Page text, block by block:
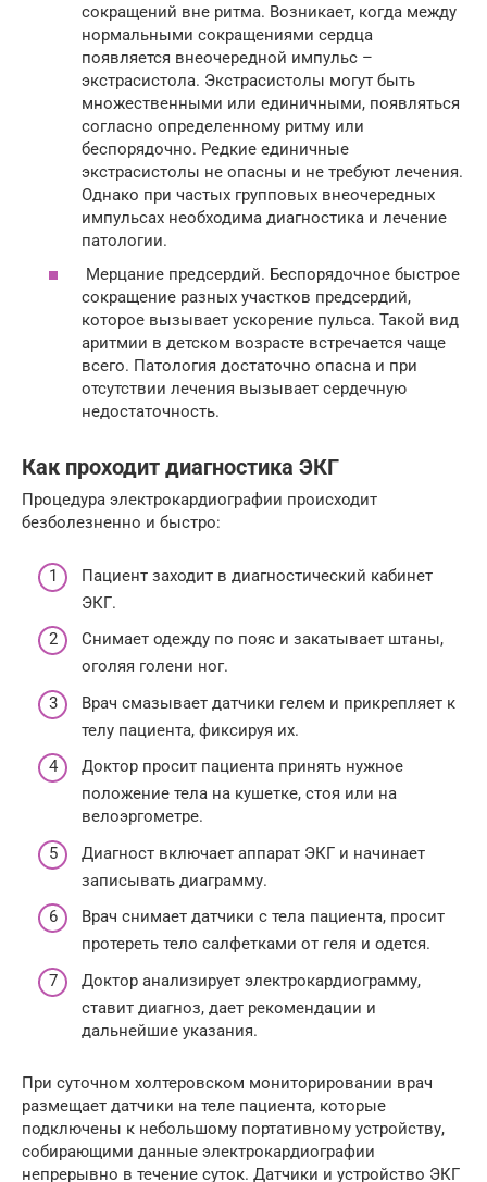
сокращений вне ритма. Возникает, когда между
нормальными сокращениями сердца
появляется внеочередной импульс –
экстрасистола. Экстрасистолы могут быть
множественными или единичными, появляться
согласно определенному ритму или
беспорядочно. Редкие единичные
экстрасистолы не опасны и не требуют лечения.
Однако при частых групповых внеочередных
импульсах необходима диагностика и лечение
патологии.
Мерцание предсердий. Беспорядочное быстрое
сокращение разных участков предсердий,
которое вызывает ускорение пульса. Такой вид
аритмии в детском возрасте встречается чаще
всего. Патология достаточно опасна и при
отсутствии лечения вызывает сердечную
недостаточность.
Как проходит диагностика ЭКГ
Процедура электрокардиографии происходит
безболезненно и быстро:
Пациент заходит в диагностический кабинет
ЭКГ.
Снимает одежду по пояс и закатывает штаны,
оголяя голени ног.
Врач смазывает датчики гелем и прикрепляет к
телу пациента, фиксируя их.
Доктор просит пациента принять нужное
положение тела на кушетке, стоя или на
велоэргометре.
Диагност включает аппарат ЭКГ и начинает
записывать диаграмму.
Врач снимает датчики с тела пациента, просит
протереть тело салфетками от геля и одется.
Доктор анализирует электрокардиограмму,
ставит диагноз, дает рекомендации и
дальнейшие указания.
При суточном холтеровском мониторировании врач
размещает датчики на теле пациента, которые
подключены к небольшому портативному устройству,
собирающими данные электрокардиографии
непрерывно в течение суток. Датчики и устройство ЭКГ